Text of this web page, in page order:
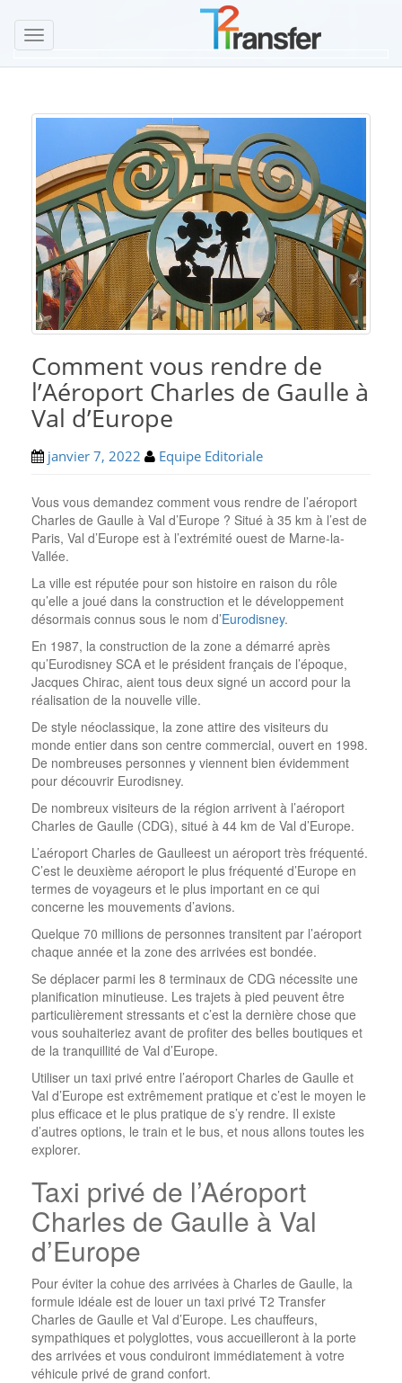
Toggle
navigation
Comment vous rendre de
l’Aéroport Charles de Gaulle à
Val d’Europe
janvier 7, 2022 Equipe Editoriale
Vous vous demandez comment vous rendre de l’aéroport
Charles de Gaulle à Val d’Europe ? Situé à 35 km à l’est de
Paris, Val d’Europe est à l’extrémité ouest de Marne-la-
Vallée.
La ville est réputée pour son histoire en raison du rôle
qu’elle a joué dans la construction et le développement
désormais connus sous le nom d’Eurodisney.
En 1987, la construction de la zone a démarré après
qu’Eurodisney SCA et le président français de l’époque,
Jacques Chirac, aient tous deux signé un accord pour la
réalisation de la nouvelle ville.
De style néoclassique, la zone attire des visiteurs du
monde entier dans son centre commercial, ouvert en 1998.
De nombreuses personnes y viennent bien évidemment
pour découvrir Eurodisney.
De nombreux visiteurs de la région arrivent à l’aéroport
Charles de Gaulle (CDG), situé à 44 km de Val d’Europe.
L’aéroport Charles de Gaulleest un aéroport très fréquenté.
C’est le deuxième aéroport le plus fréquenté d’Europe en
termes de voyageurs et le plus important en ce qui
concerne les mouvements d’avions.
Quelque 70 millions de personnes transitent par l’aéroport
chaque année et la zone des arrivées est bondée.
Se déplacer parmi les 8 terminaux de CDG nécessite une
planification minutieuse. Les trajets à pied peuvent être
particulièrement stressants et c’est la dernière chose que
vous souhaiteriez avant de profiter des belles boutiques et
de la tranquillité de Val d’Europe.
Utiliser un taxi privé entre l’aéroport Charles de Gaulle et
Val d’Europe est extrêmement pratique et c’est le moyen le
plus efficace et le plus pratique de s’y rendre. Il existe
d’autres options, le train et le bus, et nous allons toutes les
explorer.
Taxi privé de l’Aéroport
Charles de Gaulle à Val
d’Europe
Pour éviter la cohue des arrivées à Charles de Gaulle, la
formule idéale est de louer un taxi privé T2 Transfer
Charles de Gaulle et Val d’Europe. Les chauffeurs,
sympathiques et polyglottes, vous accueilleront à la porte
des arrivées et vous conduiront immédiatement à votre
véhicule privé de grand confort.